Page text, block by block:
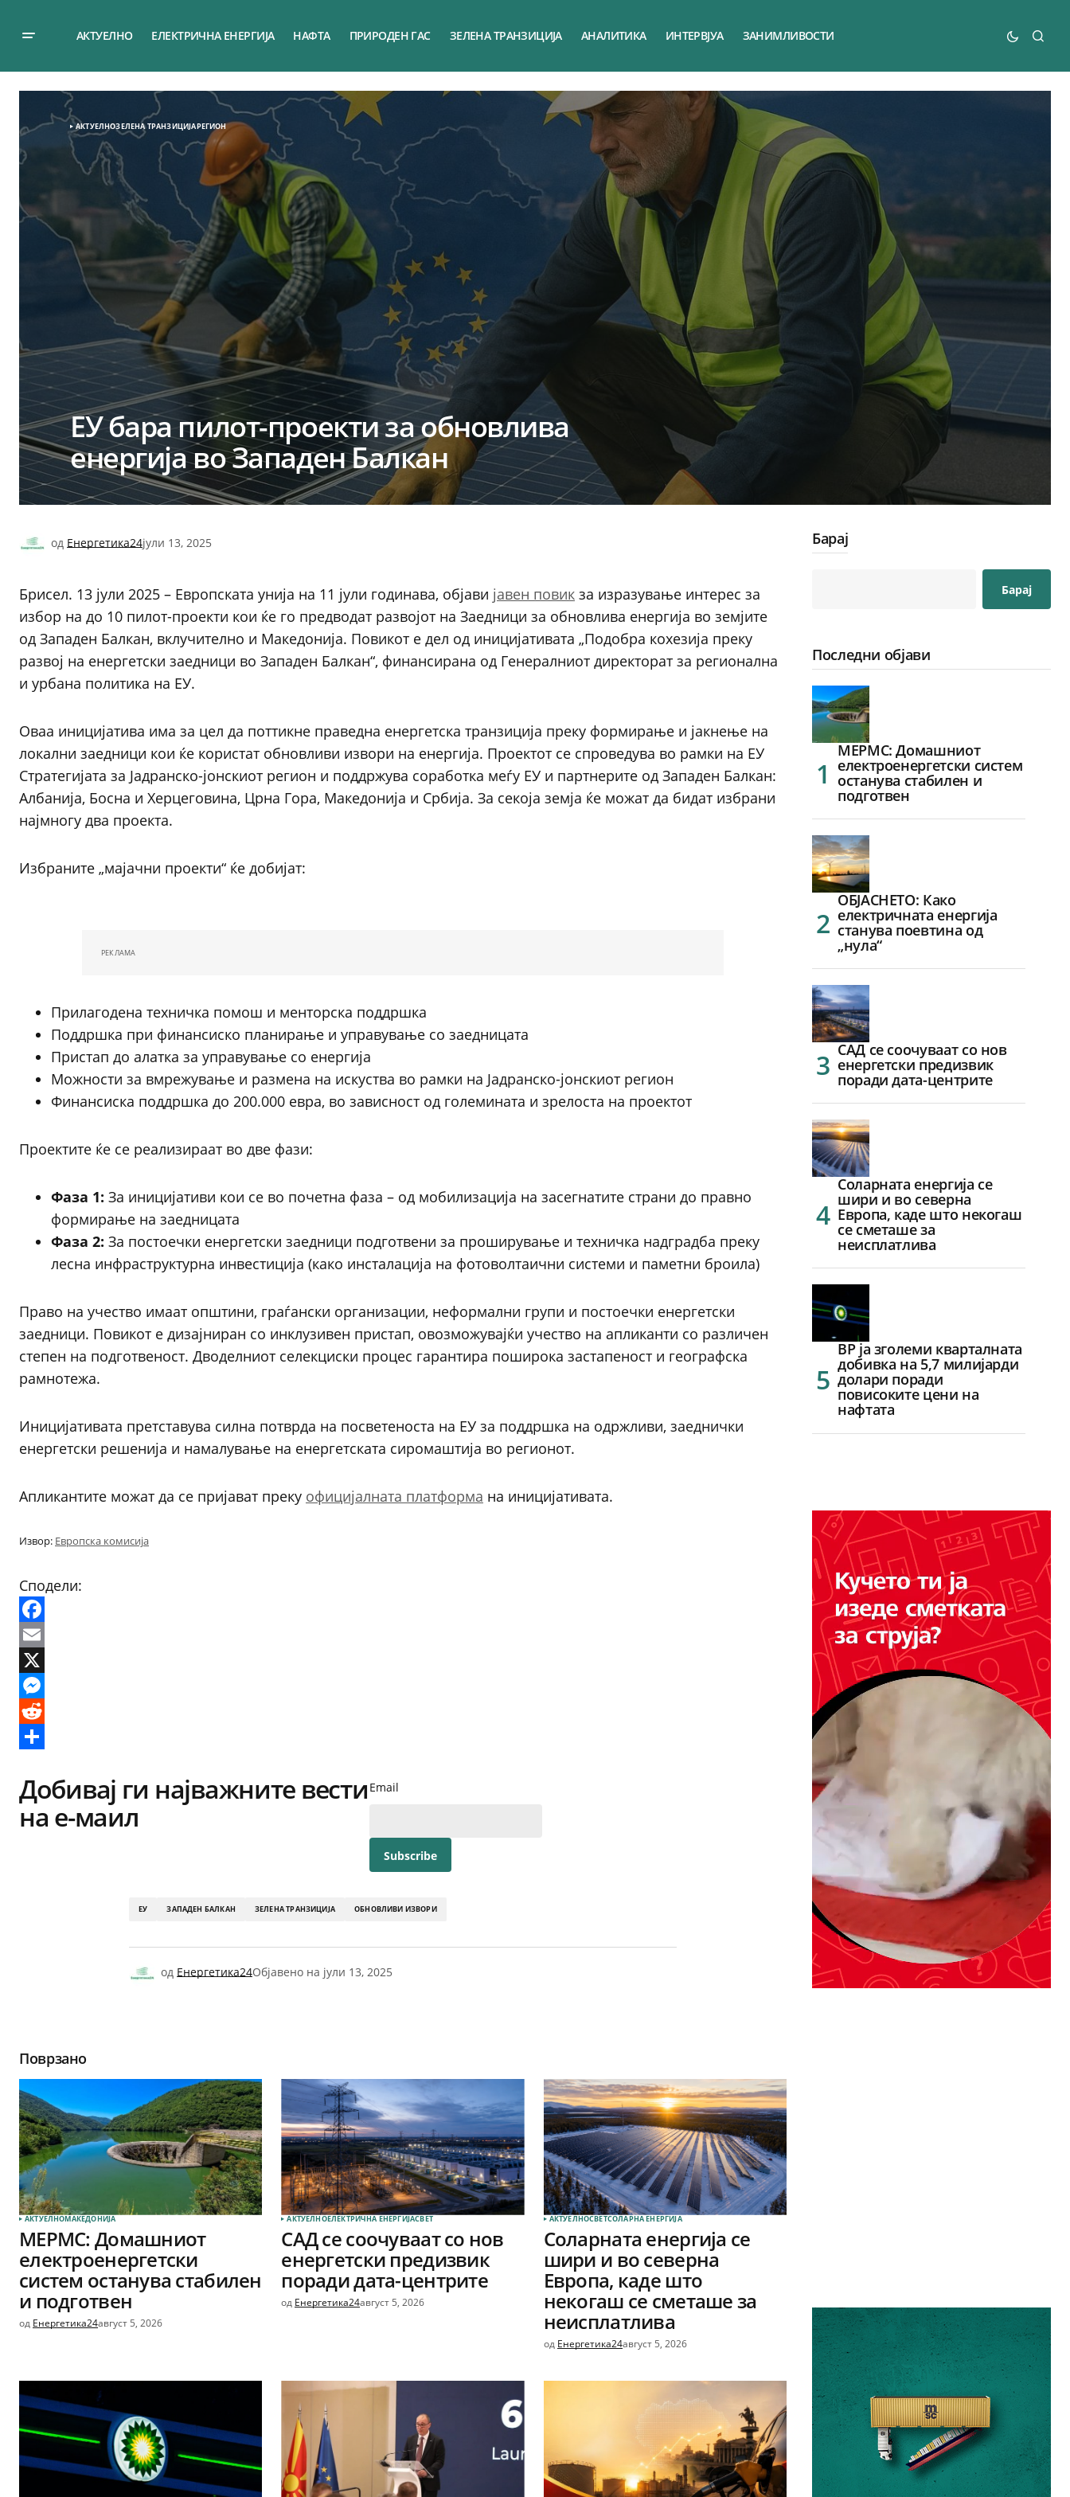
АКТУЕЛНО ЕЛЕКТРИЧНА ЕНЕРГИЈА НАФТА ПРИРОДЕН ГАС ЗЕЛЕНА ТРАНЗИЦИЈА АНАЛИТИКА ИНТЕРВЈУА ЗАНИМЛИВОСТИ
АКТУЕЛНОЗЕЛЕНА ТРАНЗИЦИЈАРЕГИОН
ЕУ бара пилот-проекти за обновлива
енергија во Западен Балкан
од Енергетика24јули 13, 2025
Брисел. 13 јули 2025 – Европската унија на 11 јули годинава, објави јавен повик за изразување интерес за
избор на до 10 пилот-проекти кои ќе го предводат развојот на Заедници за обновлива енергија во земјите
од Западен Балкан, вклучително и Македонија. Повикот е дел од иницијативата „Подобра кохезија преку
развој на енергетски заедници во Западен Балкан“, финансирана од Генералниот директорат за регионална
и урбана политика на ЕУ.
Оваа иницијатива има за цел да поттикне праведна енергетска транзиција преку формирање и јакнење на
локални заедници кои ќе користат обновливи извори на енергија. Проектот се спроведува во рамки на ЕУ
Стратегијата за Јадранско-јонскиот регион и поддржува соработка меѓу ЕУ и партнерите од Западен Балкан:
Албанија, Босна и Херцеговина, Црна Гора, Македонија и Србија. За секоја земја ќе можат да бидат избрани
најмногу два проекта.
Избраните „мајачни проекти“ ќе добијат:
РЕКЛАМА
Прилагодена техничка помош и менторска поддршка
Поддршка при финансиско планирање и управување со заедницата
Пристап до алатка за управување со енергија
Можности за вмрежување и размена на искуства во рамки на Јадранско-јонскиот регион
Финансиска поддршка до 200.000 евра, во зависност од големината и зрелоста на проектот
Проектите ќе се реализираат во две фази:
Фаза 1: За иницијативи кои се во почетна фаза – од мобилизација на засегнатите страни до правно
формирање на заедницата
Фаза 2: За постоечки енергетски заедници подготвени за проширување и техничка надградба преку
лесна инфраструктурна инвестиција (како инсталација на фотоволтаични системи и паметни броила)
Право на учество имаат општини, граѓански организации, неформални групи и постоечки енергетски
заедници. Повикот е дизајниран со инклузивен пристап, овозможувајќи учество на апликанти со различен
степен на подготвеност. Дводелниот селекциски процес гарантира поширока застапеност и географска
рамнотежа.
Иницијативата претставува силна потврда на посветеноста на ЕУ за поддршка на одржливи, заеднички
енергетски решенија и намалување на енергетската сиромаштија во регионот.
Апликантите можат да се пријават преку официјалната платформа на иницијативата.
Извор: Европска комисија
Сподели:
Facebook
Email
X
Messenger
Reddit
Добивај ги најважните вести
на е-маил
Email
ЕУ ЗАПАДЕН БАЛКАН ЗЕЛЕНА ТРАНЗИЦИЈА ОБНОВЛИВИ ИЗВОРИ
од Енергетика24Објавено на јули 13, 2025
Поврзано
АКТУЕЛНОМАКЕДОНИЈА
МЕРМС: Домашниот
електроенергетски
систем останува стабилен
и подготвен
од Енергетика24август 5, 2026
АКТУЕЛНОЕЛЕКТРИЧНА ЕНЕРГИЈАСВЕТ
САД се соочуваат со нов
енергетски предизвик
поради дата-центрите
од Енергетика24август 5, 2026
АКТУЕЛНОСВЕТСОЛАРНА EНЕРГИЈА
Соларната енергија се
шири и во северна
Европа, каде што
некогаш се сметаше за
неисплатлива
од Енергетика24август 5, 2026
Барај
Барај
Последни објави
МЕРМС: Домашниот
електроенергетски систем
останува стабилен и
подготвен
ОБЈАСНЕТО: Како
електричната енергија
станува поевтина од
„нула“
САД се соочуваат со нов
енергетски предизвик
поради дата-центрите
Соларната енергија се
шири и во северна
Европа, каде што некогаш
се сметаше за
неисплатлива
BP ја зголеми кварталната
добивка на 5,7 милијарди
долари поради
повисоките цени на
нафтата